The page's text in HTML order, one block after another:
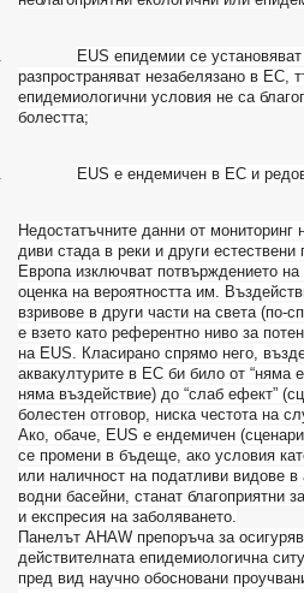
EUS епидемии се
разпространяват незабелязано в ЕС,
епидемиологични условия не са
болестта;
EUS е ендемичен в ЕС и
Недостатъчните данни от мониторинг
диви стада в реки и други
Европа изключват потвърждението на
оценка на вероятността им.
взривове в други части на света (по-
е взето като референтно ниво за
на EUS . Класирано спрямо него,
аквакултурите в ЕС би било от “няма
няма въздействие) до “слаб ефект”
болестен отговор, ниска честота на
Ако, обаче,
EUS е ендемичен
се промени в бъдеще, ако условия
или наличност на податливи видове в
водни басейни, станат благоприятни
и експресия на заболяването.
Панелът AHAW препоръча за
действителната епидемиологична
пред вид научно обосновани